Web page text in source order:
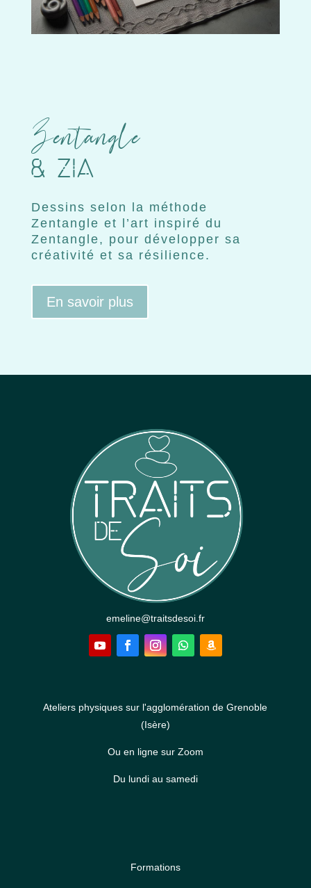
Zentangle
& ZIA
Dessins selon la méthode
Zentangle et l’art inspiré du
Zentangle, pour développer sa
créativité et sa résilience.
En savoir plus
emeline@traitsdesoi.fr
Ateliers physiques sur l'agglomération de Grenoble
(Isère)
Ou en ligne sur Zoom
Du lundi au samedi
Formations